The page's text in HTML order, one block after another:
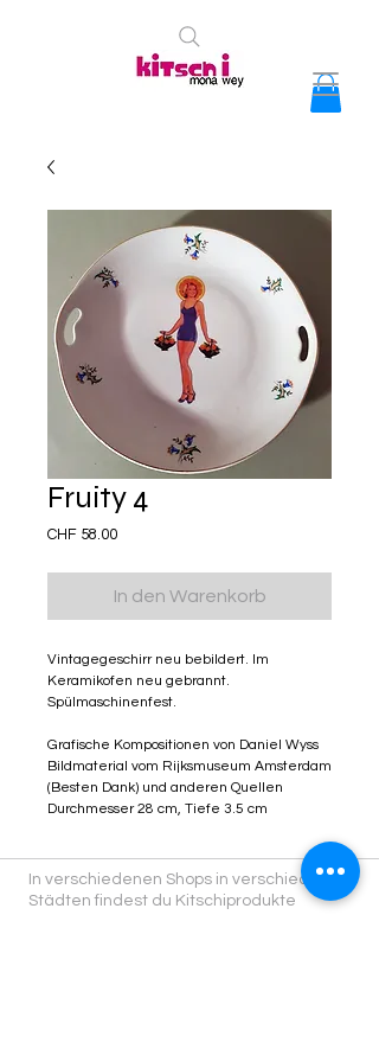
Fruity 4
CHF 58.00Preis
In den Warenkorb
Vintagegeschirr neu bebildert. Im
Keramikofen neu gebrannt.
Spülmaschinenfest.
Grafische Kompositionen von Daniel Wyss
Bildmaterial vom Rijksmuseum Amsterdam
(Besten Dank) und anderen Quellen
Durchmesser 28 cm, Tiefe 3.5 cm
In verschiedenen Shops in verschiedenen
Städten findest du Kitschiprodukte